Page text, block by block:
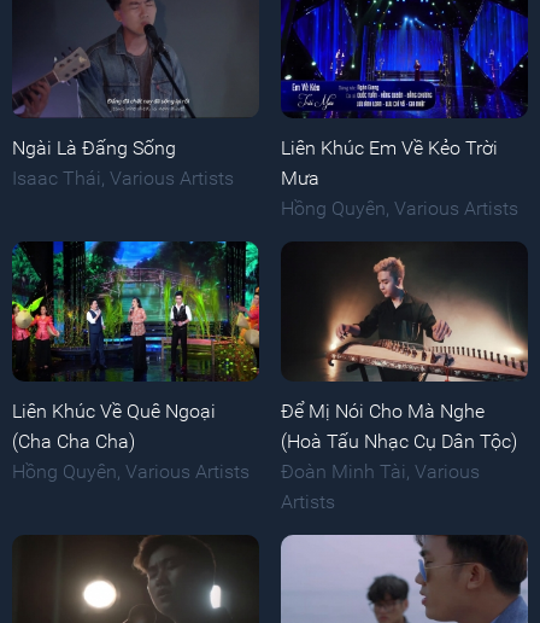
Ngài Là Đấng Sống
Isaac Thái, Various Artists
Liên Khúc Em Về Kẻo Trời
Mưa
Hồng Quyên, Various Artists
Liên Khúc Về Quê Ngoại
(Cha Cha Cha)
Hồng Quyên Various Artists
Để Mị Nói Cho Mà Nghe
(Hoà Tấu Nhạc Cụ Dân Tộc)
Đoàn Minh Tài Various
Artists